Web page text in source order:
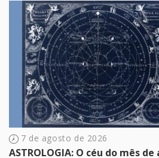
7 de agosto de 2026
ASTROLOGIA: O céu do mês